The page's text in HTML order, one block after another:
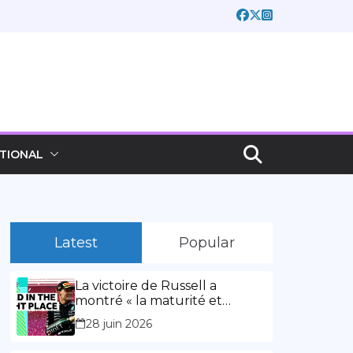
Latest Popular
La victoire de Russell a
montré « la maturité et
l’expérience » Vidéo,
00:02:03La victoire de Russell
28 juin 2026